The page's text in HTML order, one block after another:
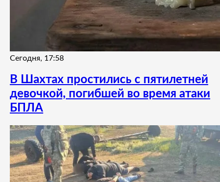
Сегодня, 17:58
В Шахтах простились с пятилетней
девочкой, погибшей во время атаки
БПЛА